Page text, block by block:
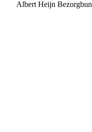
Albert Heijn